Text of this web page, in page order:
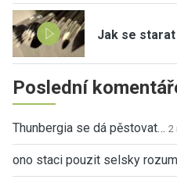
Jak se
Poslední
Thunbergia se dá pěstovat… 2
ono staci pouzit selsky rozum